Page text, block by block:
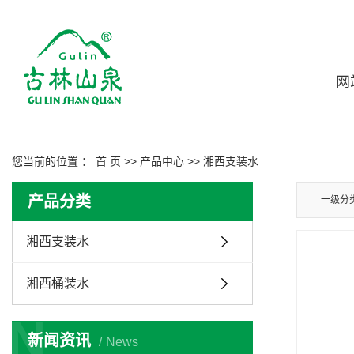
您当前的位置 ： 首 页 >> 产品中心 >> 湘西支装水
产品分类
湘西支装水
湘西桶装水
新闻资讯 News
N
一级分